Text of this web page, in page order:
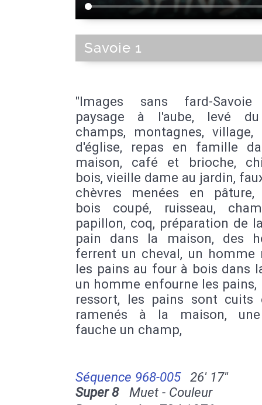
13007|13008|13009|13010|
|13013|13014|13015|13016|
Promenade des anglais|Baie des
Palais des Papes
Frioul|Pont d'Avignon|
Terreaux| Parc de la Tête d'Or|
Brune|Porquerolles |Callelongue |
Auffes|Sormiou|La Major
des Accoules|Quai des Belges|
Jean| Le Panier (Quartier)|
Accoules
Madrague Montredon
Charles |Avenue du prado|Noailles|
d'Athènes | La Joliette |Canebière|
Ferréol - Les Augustins|La Cité
Palais du Pharo | L 'Estaque|Stade
Palais Longchamp|Rue de Rome
Prophète |Plage des Catalans|
Laurent|Quai du Port | Belsunce|La
Plage du Prado|Parc Borely | Les
Place Castellane | Chateau Gombert
Blanc|Place de Lenche
Savoie 1
"Images sans fard-Savoie
paysage à l'aube, levé
champs, montagnes, village,
d'église, repas en famille
maison, café et brioche,
bois, vieille dame au jardin,
chèvres menées en pâture,
bois coupé, ruisseau,
papillon, coq, préparation de
pain dans la maison, des
ferrent un cheval, un homme
les pains au four à bois dans
un homme enfourne les pains,
ressort, les pains sont cuits
ramenés à la maison,
fauche un champ,
Séquence 968-005
26' 17''
Super 8Muet - Couleur